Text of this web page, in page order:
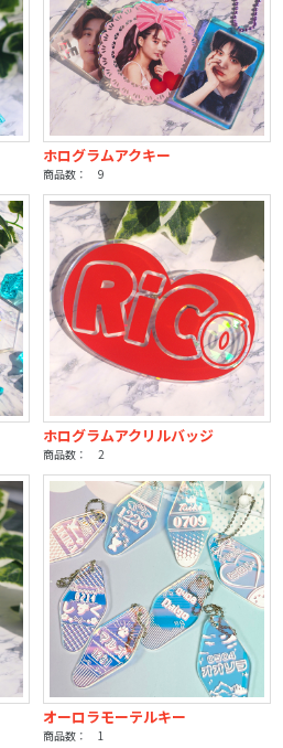
ホログラムアクキー
商品数： 9
ホログラムアクリルバッジ
商品数： 2
オーロラモーテルキー
商品数： 1